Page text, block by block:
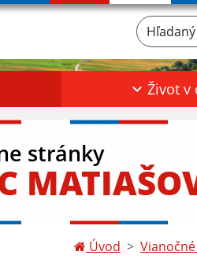
Hľadaný
Život v
stránky
Úvod